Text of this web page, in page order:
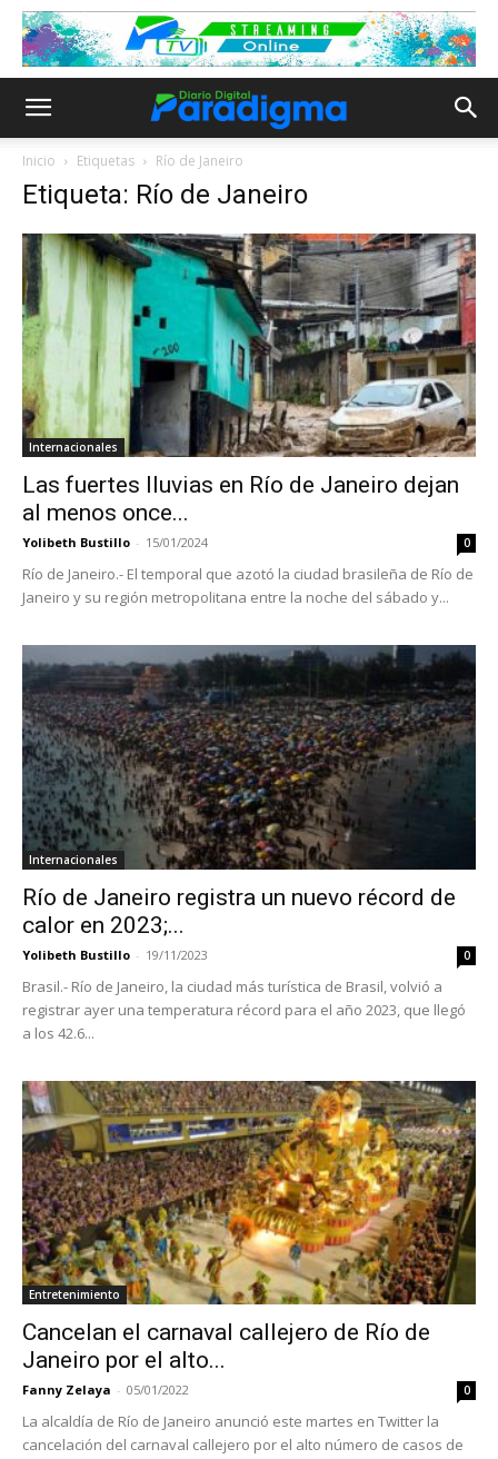
Inicio Etiquetas Río de Janeiro
Etiqueta: Río de Janeiro
Internacionales
Las fuertes lluvias en Río de Janeiro dejan
al menos once...
Yolibeth Bustillo - 15/01/2024 0
Río de Janeiro.- El temporal que azotó la ciudad brasileña de Río de
Janeiro y su región metropolitana entre la noche del sábado y...
Internacionales
Río de Janeiro registra un nuevo récord de
calor en 2023;...
Yolibeth Bustillo - 19/11/2023 0
Brasil.- Río de Janeiro, la ciudad más turística de Brasil, volvió a
registrar ayer una temperatura récord para el año 2023, que llegó
a los 42.6...
Entretenimiento
Cancelan el carnaval callejero de Río de
Janeiro por el alto...
Fanny Zelaya - 05/01/2022 0
La alcaldía de Río de Janeiro anunció este martes en Twitter la
cancelación del carnaval callejero por el alto número de casos de